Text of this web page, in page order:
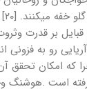
خفه میکنند. [۲۰]
بر قدرت
که امکان تحقق
است .هوشنگ